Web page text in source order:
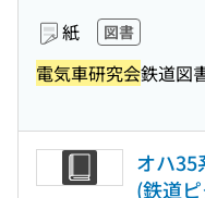
紙 図書
電気車研究会鉄道図
オハ35
(鉄道